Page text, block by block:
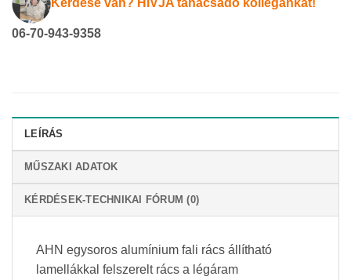
Kérdése van? HÍVJA tanácsadó kollégánkat!
06-70-943-9358
LEÍRÁS
MŰSZAKI ADATOK
KÉRDÉSEK-TECHNIKAI FÓRUM (0)
AHN egysoros alumínium fali rács állítható
lamellákkal felszerelt rács a légáram